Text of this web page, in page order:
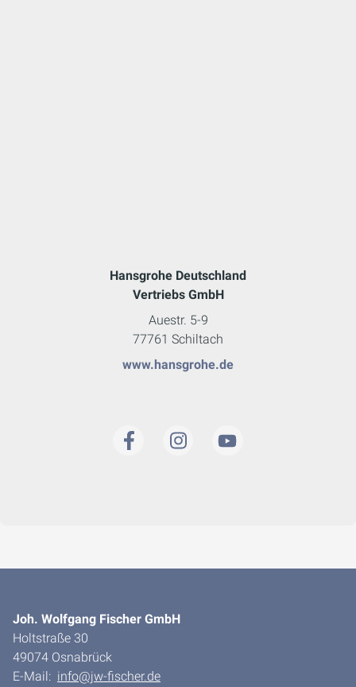
Hansgrohe Deutschland
Vertriebs GmbH
Auestr. 5-9
77761 Schiltach
www.hansgrohe.de
Joh. Wolfgang Fischer GmbH
Holtstraße 30
49074 Osnabrück
E-Mail: info@jw-fischer.de